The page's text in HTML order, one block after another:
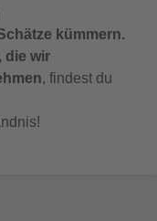
kümmern.
die wir
, findest du